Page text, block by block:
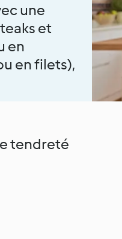
une
et
en
en filets),
tendreté